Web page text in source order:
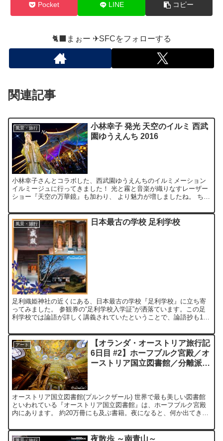
Pocket LINE コピー
🐈‍⬛まぉー ✈︎SFCをフォローする
関連記事
風景・旅行
小林幸子 発光 天空のイルミ 西武
園ゆうえんち 2016
小林幸子さんとコラボした、西武園ゆうえんちのイルミメーション
イルミージュに行ってきました！ 光と霧と音楽が織りなすレーザー
ショー『天空の万華鏡』も加わり、 より魅力が増しましたね。 ちな
風景・旅行 日本最古の学校 足利学校
足利織姫神社の近くにある、日本最古の学校『足利学校』に立ち寄
ってみました。 参観券の“足利学校入学証”が洒落ています。この足
利学校では論語が詳しく講義されていたということで、論語抄も100
アート
【オランダ・オーストリア旅行記
6日目 #2】ホーフブルク宮殿／オ
ーストリア国立図書館／分離派会
オーストリア国立図書館(プルンクザール) 世界で最も美しい図書館
といわれている『オーストリア国立図書館』は、ホーフブルク宮殿
内にあります。 約20万冊にも及ぶ書籍。夜になると、何か出てきそ
夜散歩 ～南青山～